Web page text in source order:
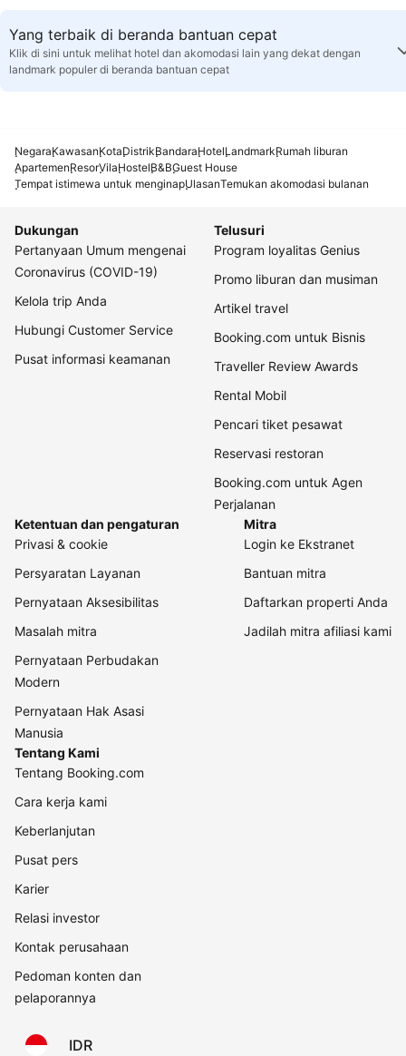
Yang terbaik di beranda bantuan cepat
Klik di sini untuk melihat hotel dan akomodasi lain yang dekat dengan
landmark populer di beranda bantuan cepat
NegaraKawasanKotaDistrikBandaraHotelLandmarkRumah liburan
ApartemenResorVilaHostelB&BGuest House
Tempat istimewa untuk menginapUlasanTemukan akomodasi bulanan
Dukungan
Pertanyaan Umum mengenai
Coronavirus (COVID-19)
Kelola trip Anda
Hubungi Customer Service
Pusat informasi keamanan
Telusuri
Program loyalitas Genius
Promo liburan dan musiman
Artikel travel
Booking.com untuk Bisnis
Traveller Review Awards
Rental Mobil
Pencari tiket pesawat
Reservasi restoran
Booking.com untuk Agen
Perjalanan
Ketentuan dan pengaturan
Privasi & cookie
Persyaratan Layanan
Pernyataan Aksesibilitas
Masalah mitra
Pernyataan Perbudakan
Modern
Pernyataan Hak Asasi
Manusia
Mitra
Login ke Ekstranet
Bantuan mitra
Daftarkan properti Anda
Jadilah mitra afiliasi kami
Tentang Kami
Tentang Booking.com
Cara kerja kami
Keberlanjutan
Pusat pers
Karier
Relasi investor
Kontak perusahaan
Pedoman konten dan
pelaporannya
IDR